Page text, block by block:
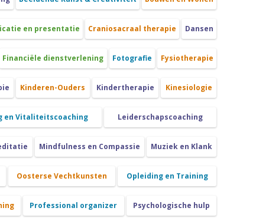
en presentatie Craniosacraal therapie Dansen
Financiële dienstverlening Fotografie Fysiotherapie
Kinderen-Ouders Kindertherapie Kinesiologie
en Vitaliteitscoaching Leiderschapscoaching
Mindfulness en Compassie Muziek en Klank
Oosterse Vechtkunsten Opleiding en Training
Professional organizer Psychologische hulp